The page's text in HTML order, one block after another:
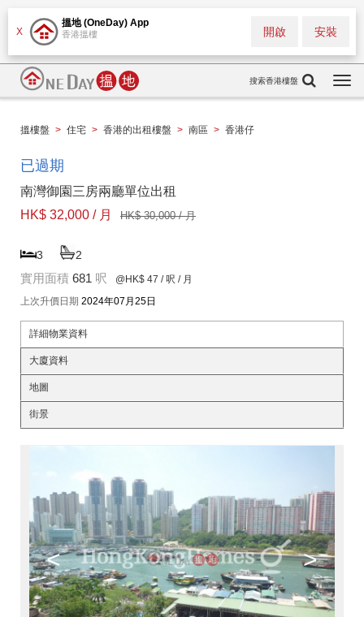
X
搵地 (OneDay) App
香港搵樓 安裝
開啟
搜索香港樓盤
搵樓盤 > 住宅 > 香港的出租樓盤 > 南區 > 香港仔
已過期
南灣御園三房兩廳單位出租
HK$ 32,000 / 月
HK$ 30,000 / 月
3 2
實用面積 681 呎 @HK$ 47 / 呎 / 月
上次升價日期 2024年07月25日
詳細物業資料
大廈資料
地圖
街景
< >